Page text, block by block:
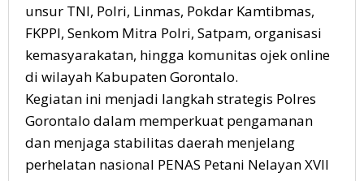
unsur TNI, Polri, Linmas, Pokdar Kamtibmas,
FKPPI, Senkom Mitra Polri, Satpam, organisasi
kemasyarakatan, hingga komunitas ojek online
di wilayah Kabupaten Gorontalo.
Kegiatan ini menjadi langkah strategis Polres
Gorontalo dalam memperkuat pengamanan
dan menjaga stabilitas daerah menjelang
perhelatan nasional PENAS Petani Nelayan XVII